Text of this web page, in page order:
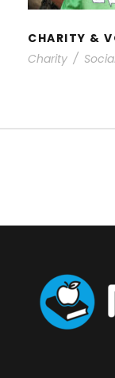
CHARITY &
Charity /